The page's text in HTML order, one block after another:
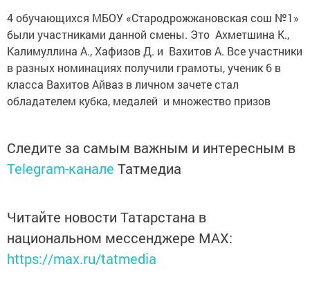
4 обучающихся МБОУ «Стародрожжановская сош №1»
были участниками данной смены. Это Ахметшина К.,
Калимуллина А., Хафизов Д. и Вахитов А. Все участники
в разных номинациях получили грамоты, ученик 6 в
класса Вахитов Айваз в личном зачете стал
обладателем кубка, медалей и множество призов
Следите за самым важным и интересным в
Telegram-канале Татмедиа
Читайте новости Татарстана в
национальном мессенджере MАХ:
https://max.ru/tatmedia